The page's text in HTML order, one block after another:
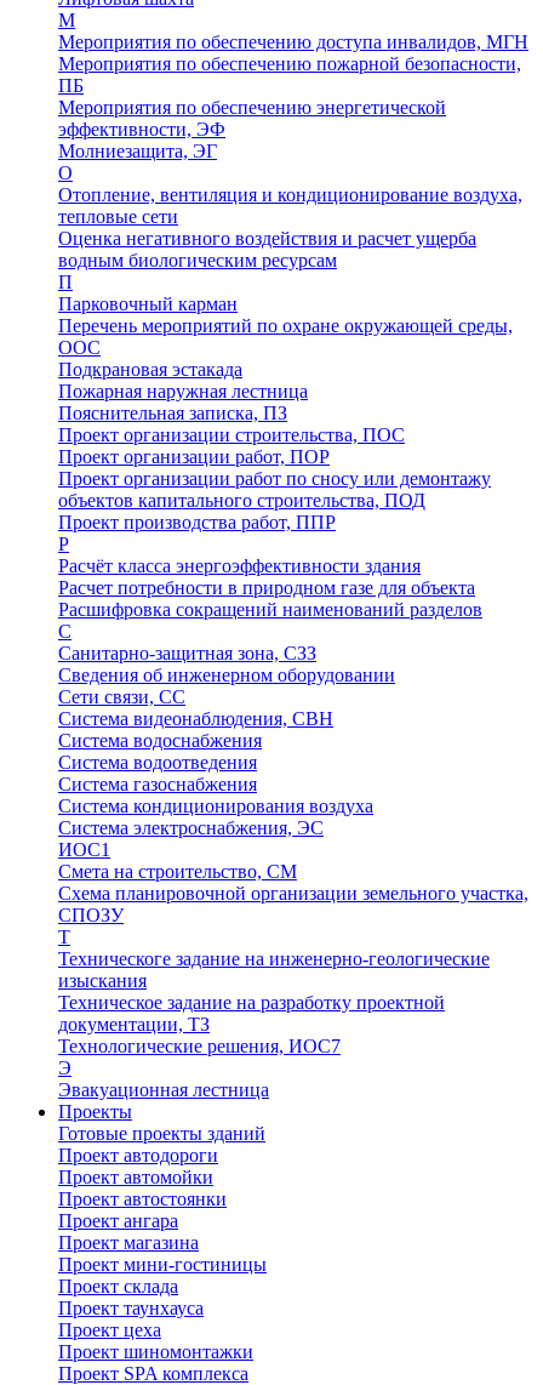
М
Мероприятия по обеспечению доступа инвалидов, МГН
Мероприятия по обеспечению пожарной безопасности,
ПБ
Мероприятия по обеспечению энергетической
эффективности, ЭФ
Молниезащита, ЭГ
О
Отопление, вентиляция и кондиционирование воздуха,
тепловые сети
Оценка негативного воздействия и расчет ущерба
водным биологическим ресурсам
П
Парковочный карман
Перечень мероприятий по охране окружающей среды,
ООС
Подкрановая эстакада
Пожарная наружная лестница
Пояснительная записка, ПЗ
Проект организации строительства, ПОС
Проект организации работ, ПОР
Проект организации работ по сносу или демонтажу
объектов капитального строительства, ПОД
Проект производства работ, ППР
Р
Расчёт класса энергоэффективности здания
Расчет потребности в природном газе для объекта
Расшифровка сокращений наименований разделов
С
Санитарно-защитная зона, СЗЗ
Сведения об инженерном оборудовании
Сети связи, СС
Система видеонаблюдения, СВН
Система водоснабжения
Система водоотведения
Система газоснабжения
Система кондиционирования воздуха
Система электроснабжения, ЭС
ИОС1
Смета на строительство, СМ
Схема планировочной организации земельного участка,
СПОЗУ
Т
Техническоге задание на инженерно-геологические
изыскания
Техническое задание на разработку проектной
документации, ТЗ
Технологические решения, ИОC7
Э
Эвакуационная лестница
Проекты
Готовые проекты зданий
Проект автодороги
Проект автомойки
Проект автостоянки
Проект ангара
Проект магазина
Проект мини-гостиницы
Проект склада
Проект таунхауса
Проект цеха
Проект шиномонтажки
Проект SPA комплекса